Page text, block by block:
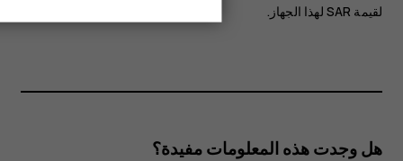
لقيمة SAR لهذا الجهاز‬.
هل وجدت هذه المعلومات مفيدة؟